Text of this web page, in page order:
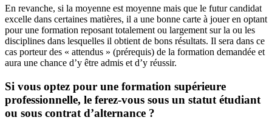
En revanche, si la moyenne est moyenne mais que le futur candidat
excelle dans certaines matières, il a une bonne carte à jouer en optant
pour une formation reposant totalement ou largement sur la ou les
disciplines dans lesquelles il obtient de bons résultats. Il sera dans ce
cas porteur des « attendus » (prérequis) de la formation demandée et
aura une chance d’y être admis et d’y réussir.
Si vous optez pour une formation supérieure
professionnelle, le ferez-vous sous un statut étudiant
ou sous contrat d’alternance ?